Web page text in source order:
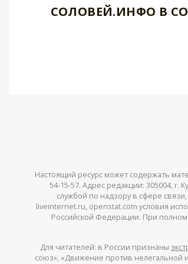
СОЛОВЕЙ.ИНФО В
Настоящий ресурс может содержать
54-15-57. Адрес редакции: 305004, г.
службой по надзору в сфере
liveinternet.ru, openstat.com условия
Российской Федерации. При
Для читателей: в России признаны
союз», «Движение против нелегальной